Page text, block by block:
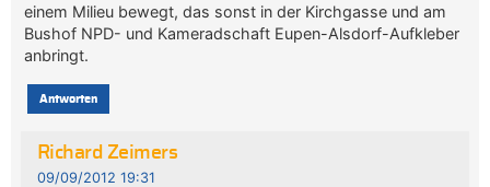
einem Milieu bewegt, das sonst in der Kirchgasse und am
Bushof NPD- und Kameradschaft Eupen-Alsdorf-Aufkleber
anbringt.
Antworten
Richard Zeimers
09/09/2012 19:31